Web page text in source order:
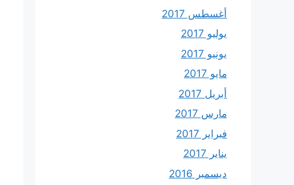
أغسطس 2017
يوليو 2017
يونيو 2017
مايو 2017
أبريل 2017
مارس 2017
فبراير 2017
يناير 2017
ديسمبر 2016